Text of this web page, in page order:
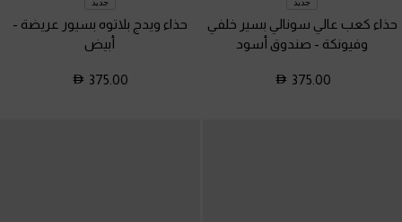
جديد
حذاء كعب عالي سونالي بسير خلفي
وفيونكة - صندوق أسود
375.00
جديد
حذاء ويدج بلاتوه بسيور عريضة -
أبيض
375.00